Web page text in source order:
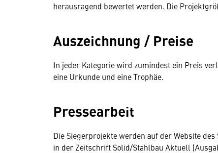
herausragend bewertet werden. Die
Auszeichnung / Preise
In jeder Kategorie wird zumindest ein Preis
eine Urkunde und eine Trophäe.
Pressearbeit
Die Siegerprojekte werden auf der Website
in der Zeitschrift Solid/Stahlbau Aktuell